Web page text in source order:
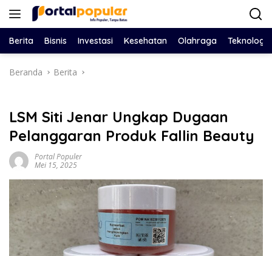
Langsung
Berita Bisnis Investasi Kesehatan Olahraga Teknologi
Beranda Berita
LSM Siti Jenar Ungkap Dugaan
Pelanggaran Produk Fallin Beauty
Portal Populer
Mei 15, 2025